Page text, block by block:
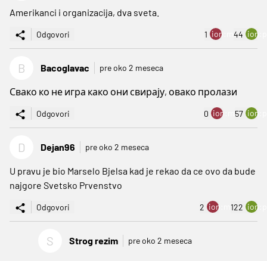
Amerikanci i organizacija, dva sveta.
Odgovori 1 ion:minus
44
B Bacoglavac pre oko 2 meseca
Свако ко не игра како они свирају, овако пролази
Odgovori 0 ion:minus
57
D Dejan96 pre oko 2 meseca
U pravu je bio Marselo Bjelsa kad je rekao da ce ovo da bude
najgore Svetsko Prvenstvo
Odgovori 2 ion:minus
122
S Strog rezim pre oko 2 meseca